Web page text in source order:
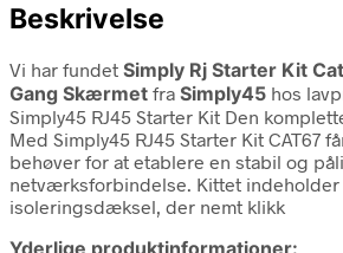
Beskrivelse
Vi har fundet Simply Rj Starter Kit
Gang Skærmet fra Simply45 hos
Simply45 RJ45 Starter Kit Den
Med Simply45 RJ45 Starter Kit CAT67
behøver for at etablere en stabil og
netværksforbindelse. Kittet indeholder
isoleringsdæksel, der nemt klikk
Yderlige produktinformationer: